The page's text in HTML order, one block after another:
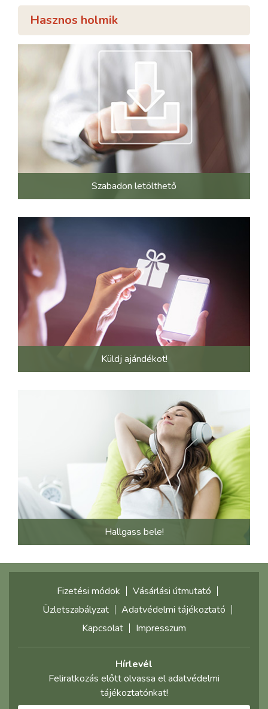
Hasznos holmik
Szabadon letölthető
Küldj ajándékot!
Hallgass bele!
Fizetési módok
Vásárlási útmutató
Üzletszabályzat
Adatvédelmi tájékoztató
Kapcsolat
Impresszum
Hírlevél
Feliratkozás előtt olvassa el adatvédelmi
tájékoztatónkat!